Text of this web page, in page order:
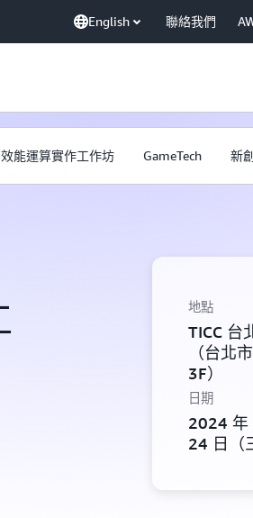
English 聯絡我們
能運算實作工作坊 GameTech 新
地點
TICC 台
（台北
3F）
日期
2024 年
24 日（